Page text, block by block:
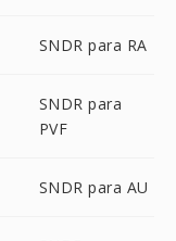
SNDR para RA
SNDR para
PVF
SNDR para AU